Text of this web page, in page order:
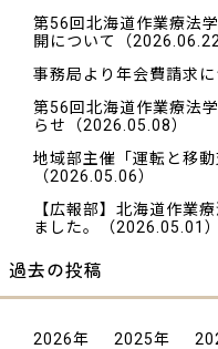
第56回北海道作業療法
開について
（2026.06.22
事務局より年会費請求
第56回北海道作業療法
らせ
（2026.05.08）
地域部主催「運転と移
（2026.05.06）
【広報部】北海道作業
ました。
（2026.05.01）
過去の投稿
2026年 2025年